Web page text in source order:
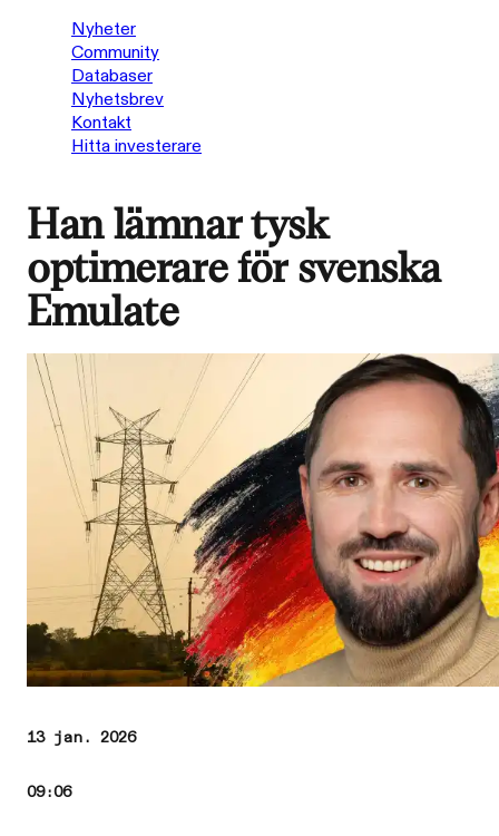
Nyheter
Community
Databaser
Nyhetsbrev
Kontakt
Hitta investerare
Han lämnar tysk
optimerare för svenska
Emulate
13 jan. 2026
09:06